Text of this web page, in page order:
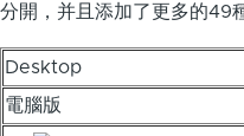
分開，并且添加了更多的49
Desktop
電腦版